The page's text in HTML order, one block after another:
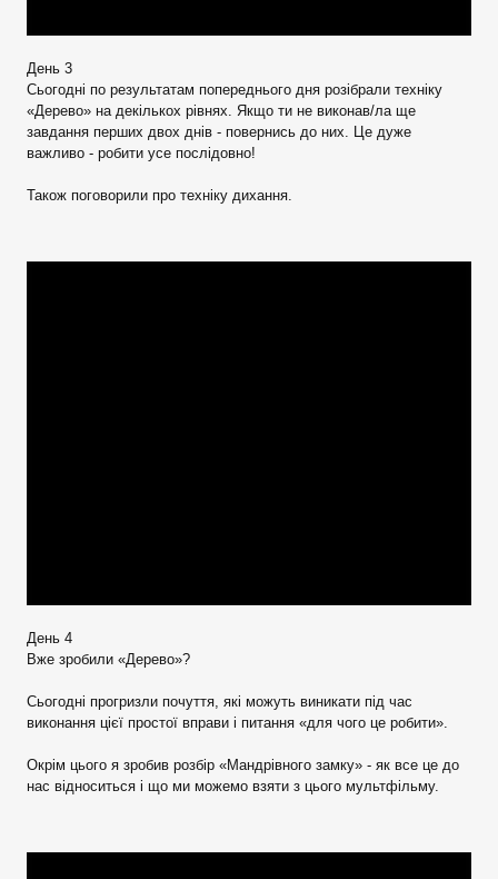
День 3
Сьогодні по результатам попереднього дня розібрали техніку
«Дерево» на декількох рівнях. Якщо ти не виконав/ла ще
завдання перших двох днів - повернись до них. Це дуже
важливо - робити усе послідовно!
Також поговорили про техніку дихання.
День 4
Вже зробили «Дерево»?
Сьогодні прогризли почуття, які можуть виникати під час
виконання цієї простої вправи і питання «для чого це робити».
Окрім цього я зробив розбір «Мандрівного замку» - як все це до
нас відноситься і що ми можемо взяти з цього мультфільму.